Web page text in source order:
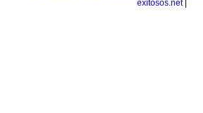
exitosos.net|